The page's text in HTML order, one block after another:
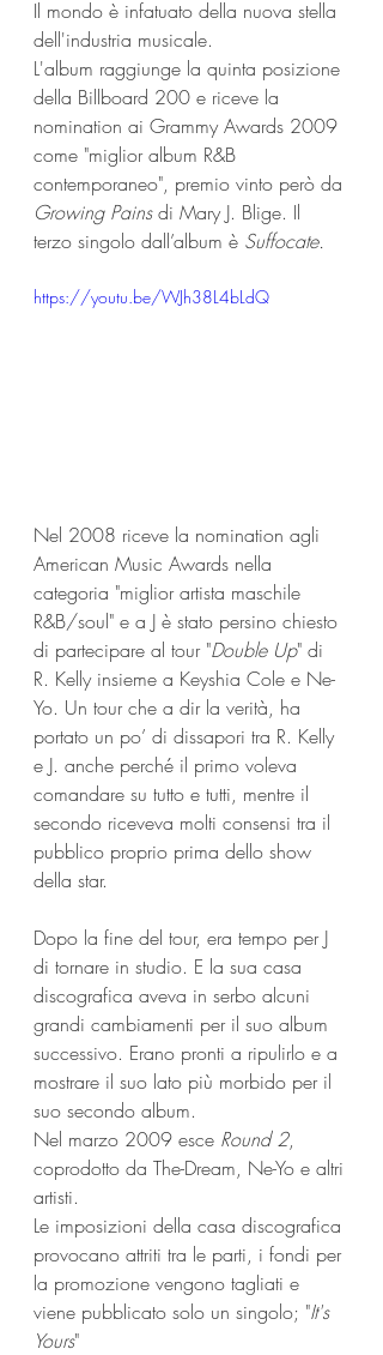
Il mondo è infatuato della nuova stella
dell'industria musicale.
L'album raggiunge la quinta posizione
della Billboard 200 e riceve la
nomination ai Grammy Awards 2009
come "miglior album R&B
contemporaneo", premio vinto però da
Growing Pains di Mary J. Blige. Il
terzo singolo dall’album è Suffocate.
https://youtu.be/WJh38L4bLdQ
Nel 2008 riceve la nomination agli
American Music Awards nella
categoria "miglior artista maschile
R&B/soul" e a J è stato persino chiesto
di partecipare al tour "Double Up" di
R. Kelly insieme a Keyshia Cole e Ne-
Yo. Un tour che a dir la verità, ha
portato un po’ di dissapori tra R. Kelly
e J. anche perché il primo voleva
comandare su tutto e tutti, mentre il
secondo riceveva molti consensi tra il
pubblico proprio prima dello show
della star.
Dopo la fine del tour, era tempo per J
di tornare in studio. E la sua casa
discografica aveva in serbo alcuni
grandi cambiamenti per il suo album
successivo. Erano pronti a ripulirlo e a
mostrare il suo lato più morbido per il
suo secondo album.
Nel marzo 2009 esce Round 2,
coprodotto da The-Dream, Ne-Yo e altri
artisti.
Le imposizioni della casa discografica
provocano attriti tra le parti, i fondi per
la promozione vengono tagliati e
viene pubblicato solo un singolo; "It's
Yours"